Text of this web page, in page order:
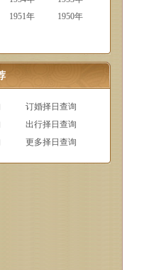
1951年
1950年
订婚择日查询
出行择日查询
更多择日查询